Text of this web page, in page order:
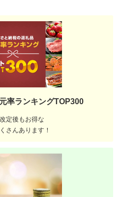
率ランキングTOP300
定後もお得な
さんあります！